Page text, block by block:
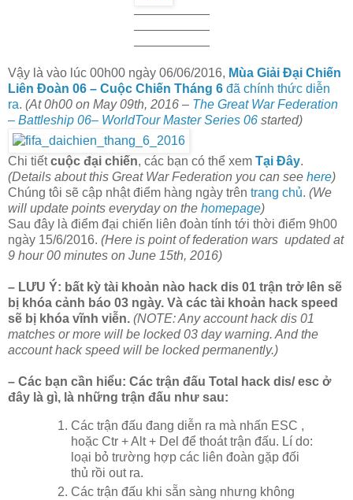
——————
——————
——————
Vậy là vào lúc 00h00 ngày 06/06/2016, Mùa Giải Đại Chiến
Liên Đoàn 06 – Cuộc Chiến Tháng 6 đã chính thức diễn
ra. (At 0h00 on May 09th, 2016 – The Great War Federation
– Battleship 06– WorldTour Master Series 06 started)
Chi tiếtcuộc đại chiến, các bạn có thể xem Tại Đây.
(Details about this Great War Federation you can see here)
Chúng tôi sẽ cập nhật điểm hàng ngày trên trang chủ. (We
will update points everyday on the homepage)
Sau đây là điểm đại chiến liên đoàn tính tới thời điểm 9h00
ngày 15/6/2016. (Here is point offederation wars updated at
9 hour 00 minutes on June 15th, 2016)
– LƯU Ý: bất kỳ tài khoản nào hack dis 01 trận trở lên sẽ
bị khóa cảnh báo 03 ngày. Và các tài khoản hack speed
sẽ bị khóa vĩnh viễn. (NOTE: Anyaccount hack dis 01
matches or more will be locked 03 day warning.And the
account hack speed will be locked permanently.)
– Các bạn cần hiểu: Các trận đấu Total hack dis/ esc ở
đây là gì, là những trận đấu như sau:
Các trận đấu đang diễn ra mà nhấn ESC ,
hoặc Ctr + Alt + Del để thoát trận đấu. Lí do:
loại bỏ trường hợp các liên đoàn gặp đối
thủ rồi out ra.
Các trận đấu khi sẵn sàng nhưng không